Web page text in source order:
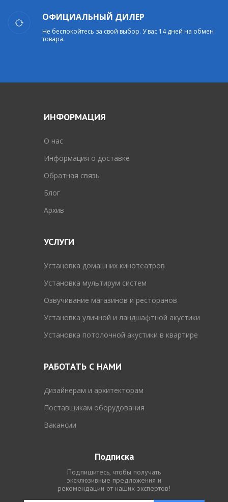
ОФИЦИАЛЬНЫЙ ДИЛЕР
Не беспокойтесь за свой выбор. У вас 14 дней на обмен
товара.
ИНФОРМАЦИЯ
O нас
Информация о доставке
Обратная связь
Блог
Архив
УСЛУГИ
Установка домашних кинотеатров
Установка мультирум систем
Озвучивание магазинов и ресторанов
Установка уличной и ландшафтной акустики
Установка потолочной акустики в квартире
РАБОТАТЬ С НАМИ
Дизайнерам и архитекторам
Поставщикам оборудования
Вакансии
Подписка
Подпишитесь, чтобы получать
эксклюзивные предложения и
рекомендации от наших экспертов!